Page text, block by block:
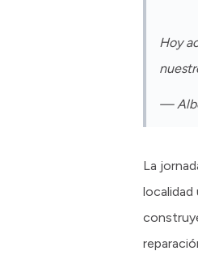
Hoy
—
La
localidad